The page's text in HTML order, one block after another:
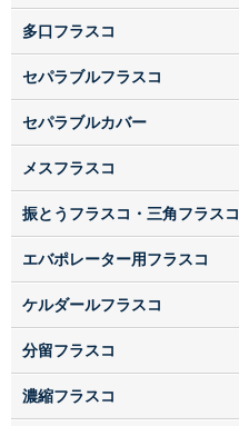
多口フラスコ
セパラブルフラスコ
セパラブルカバー
メスフラスコ
振とうフラスコ・三角フラスコ
エバポレーター用フラスコ
ケルダールフラスコ
分留フラスコ
濃縮フラスコ